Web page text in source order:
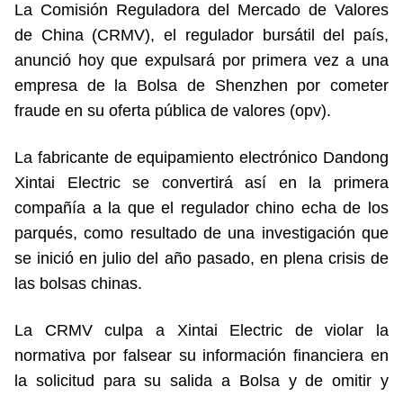
La Comisión Reguladora del Mercado de Valores
de China (CRMV), el regulador bursátil del país,
anunció hoy que expulsará por primera vez a una
empresa de la Bolsa de Shenzhen por cometer
fraude en su oferta pública de valores (opv).
La fabricante de equipamiento electrónico Dandong
Xintai Electric se convertirá así en la primera
compañía a la que el regulador chino echa de los
parqués, como resultado de una investigación que
se inició en julio del año pasado, en plena crisis de
las bolsas chinas.
La CRMV culpa a Xintai Electric de violar la
normativa por falsear su información financiera en
la solicitud para su salida a Bolsa y de omitir y